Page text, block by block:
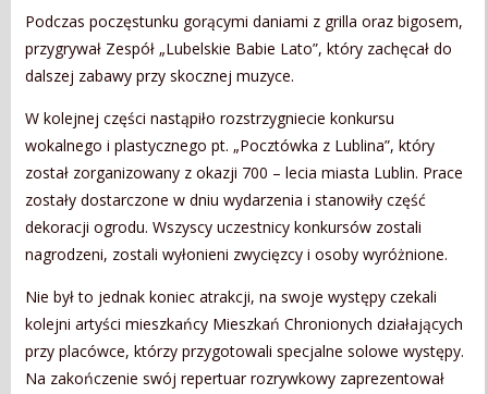
Podczas poczęstunku gorącymi daniami z grilla oraz bigosem,
przygrywał Zespół „Lubelskie Babie Lato”, który zachęcał do
dalszej zabawy przy skocznej muzyce.
W kolejnej części nastąpiło rozstrzygniecie konkursu
wokalnego i plastycznego pt. „Pocztówka z Lublina”, który
został zorganizowany z okazji 700 – lecia miasta Lublin. Prace
zostały dostarczone w dniu wydarzenia i stanowiły część
dekoracji ogrodu. Wszyscy uczestnicy konkursów zostali
nagrodzeni, zostali wyłonieni zwycięzcy i osoby wyróżnione.
Nie był to jednak koniec atrakcji, na swoje występy czekali
kolejni artyści mieszkańcy Mieszkań Chronionych działających
przy placówce, którzy przygotowali specjalne solowe występy.
Na zakończenie swój repertuar rozrywkowy zaprezentował